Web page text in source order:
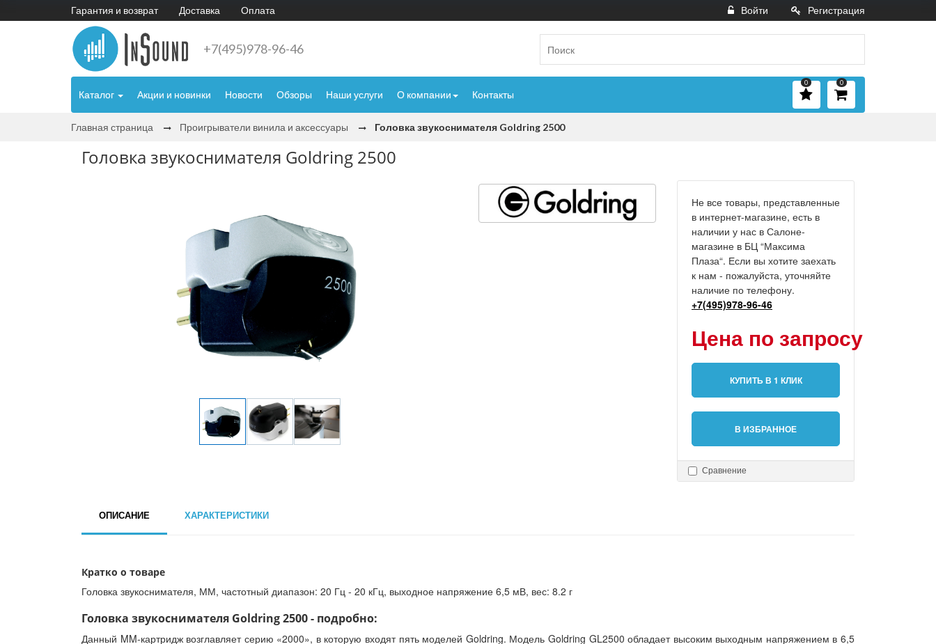
Гарантия и возврат Доставка Оплата Войти Регистрация
+7(495)978-96-46
Каталог Акции и новинки Новости Обзоры Наши услуги О компании Контакты
0
0
Главная страница Проигрыватели винила и аксессуары Головка звукоснимателя Goldring 2500
Головка звукоснимателя Goldring 2500
Не все товары, представленные
в интернет-магазине, есть в
наличии у нас в Салоне-
магазине в БЦ “Максима
Плаза“. Если вы хотите заехать
к нам - пожалуйста, уточняйте
наличие по телефону.
+7(495)978-96-46
Цена по запросу
КУПИТЬ В 1 КЛИК
В ИЗБРАННОЕ
Сравнение
ОПИСАНИЕ ХАРАКТЕРИСТИКИ
Кратко о товаре
Головка звукоснимателя, ММ, частотный диапазон: 20 Гц - 20 кГц, выходное напряжение 6,5 мВ, вес: 8.2 г
Головка звукоснимателя Goldring 2500 - подробно:
Данный MM-картридж возглавляет серию «2000», в которую входят пять моделей Goldring. Модель Goldring GL2500 обладает высоким выходным напряжением в 6,5